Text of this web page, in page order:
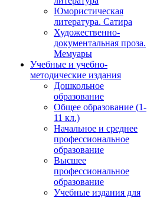
Юмористическая
литература. Сатира
Художественно-
документальная проза.
Мемуары
Учебные и учебно-
методические издания
Дошкольное
образование
Общее образование (1-
11 кл.)
Начальное и среднее
профессиональное
образование
Высшее
профессиональное
образование
Учебные издания для